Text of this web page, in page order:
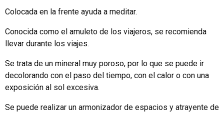
Colocada en la frente ayuda a meditar.
Conocida como el amuleto de los viajeros, se recomienda
llevar durante los viajes.
Se trata de un mineral muy poroso, por lo que se puede ir
decolorando con el paso del tiempo, con el calor o con una
exposición al sol excesiva.
Se puede realizar un armonizador de espacios y atrayente de